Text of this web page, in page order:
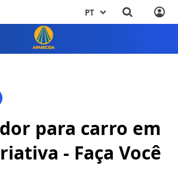
PT
para carro em
- Faça Você